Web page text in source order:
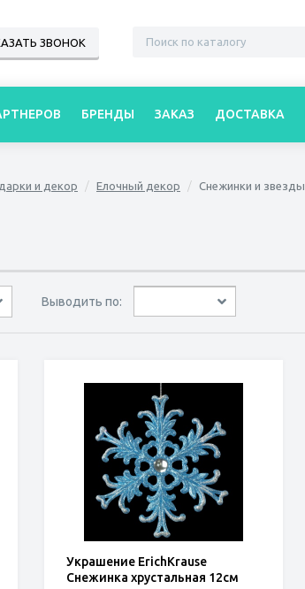
и декор Елочный декор Снежинки и звезды
Выводить по:
Украшение ErichKrause
Снежинка хрустальная 12см
ЗВОНОК
БРЕНДЫ ЗАКАЗ ДОСТАВКА